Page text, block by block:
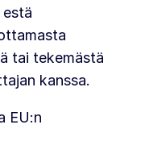
tai tekemästä
kanssa.
EU:n